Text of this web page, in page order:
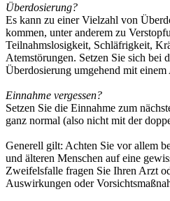
Überdosierung?
Es kann zu einer Vielzahl von
kommen, unter anderem zu
Teilnahmslosigkeit, Schläfrigkeit,
Atemstörungen. Setzen Sie sich bei
Überdosierung umgehend mit
Einnahme vergessen?
Setzen Sie die Einnahme zum
ganz normal (also nicht mit der
Generell gilt: Achten Sie vor allem
und älteren Menschen auf eine
Zweifelsfalle fragen Sie Ihren Arzt
Auswirkungen oder